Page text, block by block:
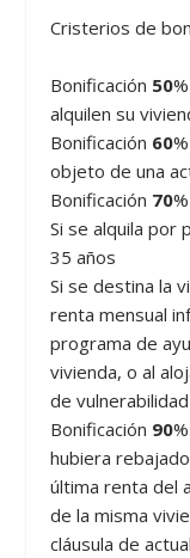
Cristerios de
Bonificación 50
alquilen su
Bonificación 60
objeto de una
Bonificación 70%
Si se alquila por
35 años
Si se destina la
renta mensual
programa de
vivienda, o al
de
Bonificación 90
hubiera
última renta del
de la misma
cláusula de